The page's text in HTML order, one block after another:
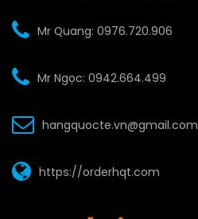
Mr Quang: 0976.720.906
Mr Ngọc: 0942.664.499
hangquocte.vn@gmail.com
https://orderhqt.com